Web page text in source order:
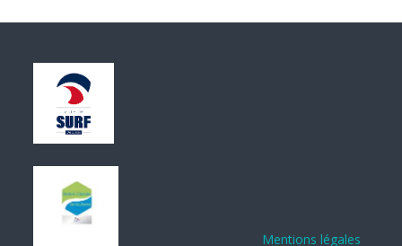
Mentions légales